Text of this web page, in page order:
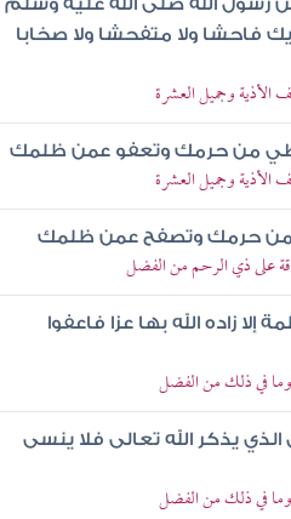
الله صلى الله عليه وسلم
فاحشا ولا متفحشا ولا صخابا
الأذية وجميل العشرة
من حرمك وتعفو عمن ظلمك
الأذية وجميل العشرة
حرمك وتصفح عمن ظلمك
على ذي الرحم من الفضل
زاده الله بها عزا فاعفوا
وما في ذلك من الفضل
يذكر الله تعالى فلا ينسى
وما في ذلك من الفضل